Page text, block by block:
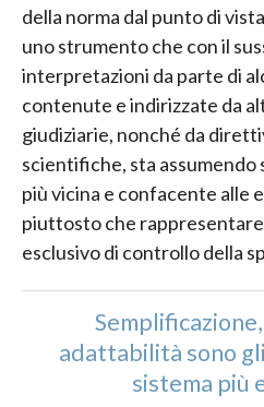
della norma dal punto di
uno strumento che con il
interpretazioni da parte di
contenute e indirizzate da
giudiziarie, nonché da
scientifiche, sta assumendo
più vicina e confacente alle
piuttosto che
esclusivo di controllo della
adattabilità sono
sistema più